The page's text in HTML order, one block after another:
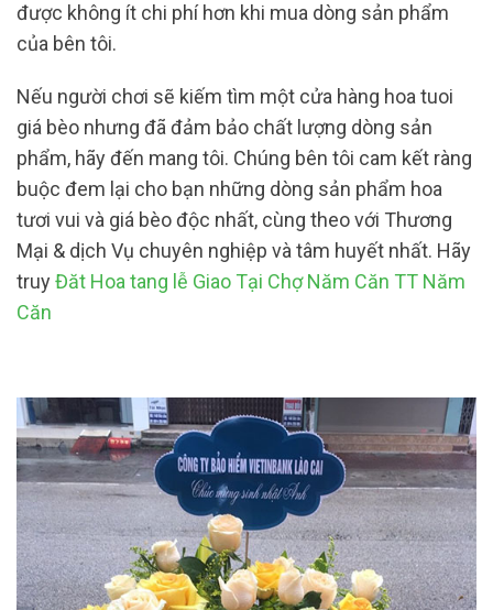
được không ít chi phí hơn khi mua dòng sản phẩm
của bên tôi.
Nếu người chơi sẽ kiếm tìm một cửa hàng hoa tuoi
giá bèo nhưng đã đảm bảo chất lượng dòng sản
phẩm, hãy đến mang tôi. Chúng bên tôi cam kết ràng
buộc đem lại cho bạn những dòng sản phẩm hoa
tươi vui và giá bèo độc nhất, cùng theo với Thương
Mại & dịch Vụ chuyên nghiệp và tâm huyết nhất. Hãy
truyĐăt Hoa tang lễ Giao Tại Chợ Năm Căn TT Năm
Căn